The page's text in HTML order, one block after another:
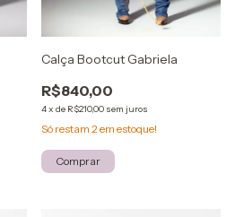
Calça Bootcut Gabriela
R$840,00
4x de R$210,00 sem juros
Só restam 2em estoque!
Comprar